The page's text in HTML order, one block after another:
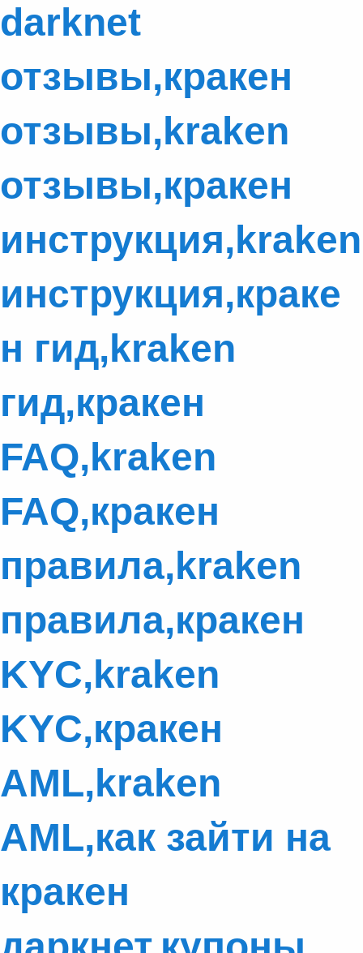
darknet
отзывы,кракен
отзывы,kraken
отзывы,кракен
инструкция,kraken
инструкция,краке
н гид,kraken
гид,кракен
FAQ,kraken
FAQ,кракен
правила,kraken
правила,кракен
KYC,kraken
KYC,кракен
AML,kraken
AML,как зайти на
кракен